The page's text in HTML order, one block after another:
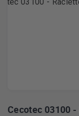
Cecotec 03100